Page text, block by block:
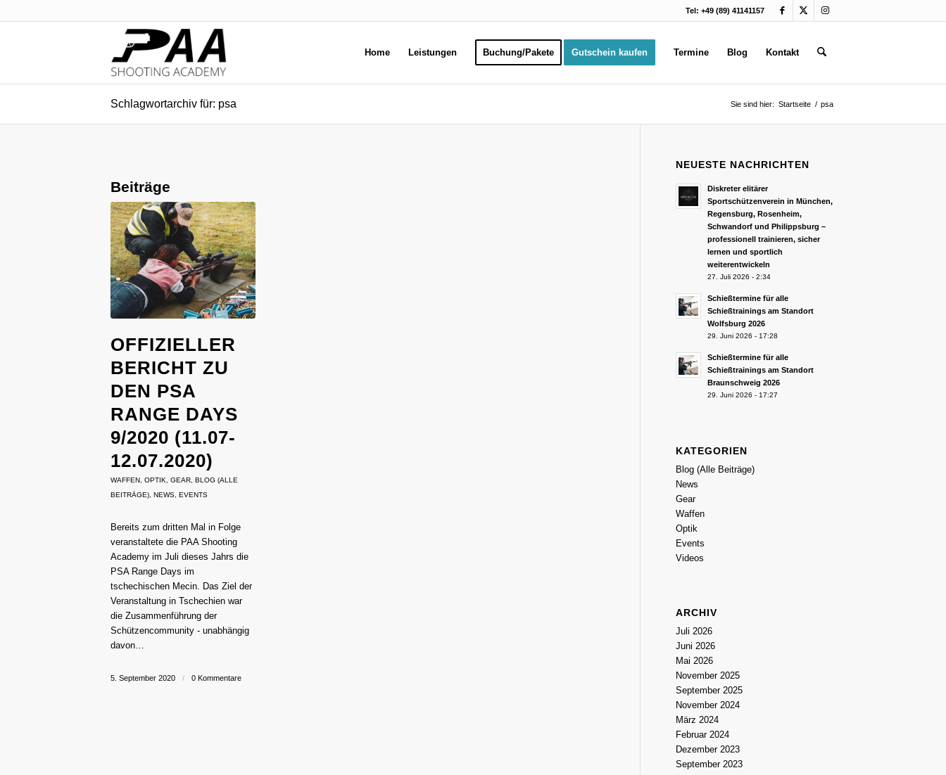
Tel: +49 (89) 41141157
Home Leistungen Buchung/Pakete Gutschein kaufen Termine Blog Kontakt
Schlagwortarchiv für: psa Sie sind hier: Startseite / psa
Beiträge
OFFIZIELLER
BERICHT ZU
DEN PSA
RANGE DAYS
9/2020 (11.07-
12.07.2020)
WAFFEN, OPTIK, GEAR, BLOG (ALLE
BEITRÄGE), NEWS, EVENTS
Bereits zum dritten Mal in Folge
veranstaltete die PAA Shooting
Academy im Juli dieses Jahrs die
PSA Range Days im
tschechischen Mecin. Das Ziel der
Veranstaltung in Tschechien war
die Zusammenführung der
Schützencommunity - unabhängig
davon…
5. September 2020 / 0 Kommentare
NEUESTE NACHRICHTEN
Diskreter elitärer
Sportschützenverein in München,
Regensburg, Rosenheim,
Schwandorf und Philippsburg –
professionell trainieren, sicher
lernen und sportlich
weiterentwickeln
27. Juli 2026 - 2:34
Schießtermine für alle
Schießtrainings am Standort
Wolfsburg 2026
29. Juni 2026 - 17:28
Schießtermine für alle
Schießtrainings am Standort
Braunschweig 2026
29. Juni 2026 - 17:27
KATEGORIEN
Blog (Alle Beiträge)
News
Gear
Waffen
Optik
Events
Videos
ARCHIV
Juli 2026
Juni 2026
Mai 2026
November 2025
September 2025
November 2024
März 2024
Februar 2024
Dezember 2023
September 2023